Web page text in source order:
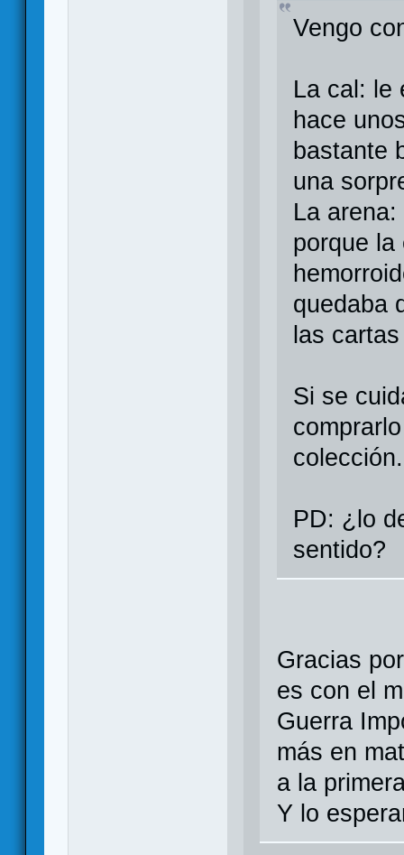
Vengo
La cal: le
hace
bastante
una
La
porque la
quedaba
las
Si se
PD: ¿lo
sentido?
Gracias
es con el
Guerra
más en
a la
Y lo